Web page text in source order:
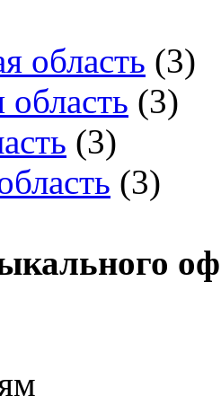
область (3)
область (3)
(3)
(3)